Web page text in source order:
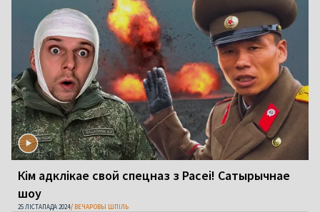
Кім адклікае свой спецназ з Расеі! Сатырычнае
шоу
25 ЛІСТАПАДА 2024 ВЕЧАРОВЫ ШПІЛЬ